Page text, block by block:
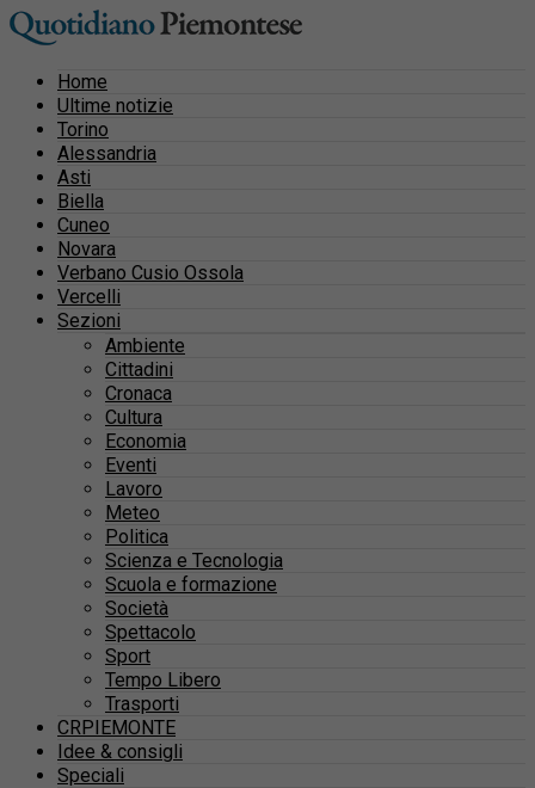
Home
Ultime notizie
Torino
Alessandria
Asti
Biella
Cuneo
Novara
Verbano Cusio Ossola
Vercelli
Sezioni
Ambiente
Cittadini
Cronaca
Cultura
Economia
Eventi
Lavoro
Meteo
Politica
Scienza e Tecnologia
Scuola e formazione
Società
Spettacolo
Sport
Tempo Libero
Trasporti
CRPIEMONTE
Idee & consigli
Speciali